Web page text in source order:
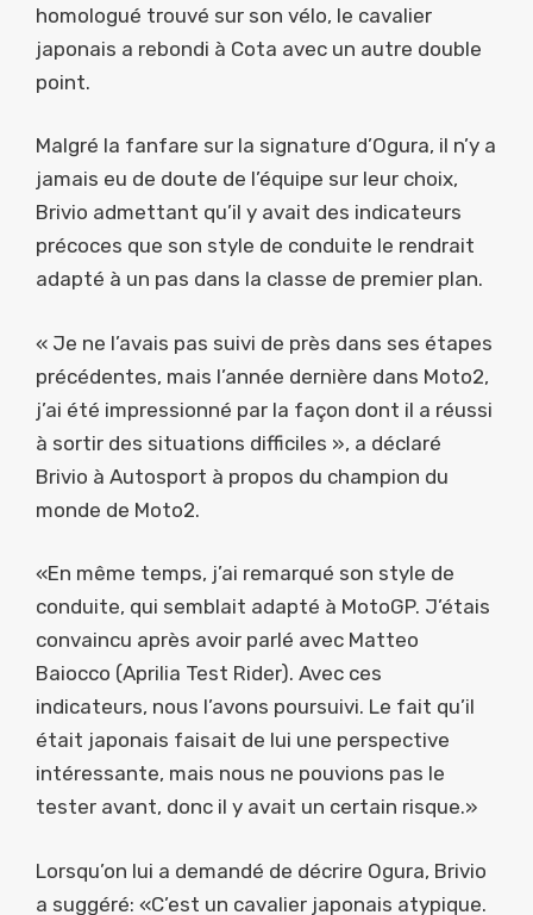
homologué trouvé sur son vélo, le cavalier
japonais a rebondi à Cota avec un autre double
point.
Malgré la fanfare sur la signature d’Ogura, il n’y a
jamais eu de doute de l’équipe sur leur choix,
Brivio admettant qu’il y avait des indicateurs
précoces que son style de conduite le rendrait
adapté à un pas dans la classe de premier plan.
« Je ne l’avais pas suivi de près dans ses étapes
précédentes, mais l’année dernière dans Moto2,
j’ai été impressionné par la façon dont il a réussi
à sortir des situations difficiles », a déclaré
Brivio à Autosport à propos du champion du
monde de Moto2.
«En même temps, j’ai remarqué son style de
conduite, qui semblait adapté à MotoGP. J’étais
convaincu après avoir parlé avec Matteo
Baiocco (Aprilia Test Rider). Avec ces
indicateurs, nous l’avons poursuivi. Le fait qu’il
était japonais faisait de lui une perspective
intéressante, mais nous ne pouvions pas le
tester avant, donc il y avait un certain risque.»
Lorsqu’on lui a demandé de décrire Ogura, Brivio
a suggéré: «C’est un cavalier japonais atypique.